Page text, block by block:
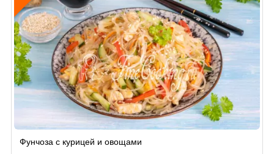
по
Фунчоза с курицей и овощами